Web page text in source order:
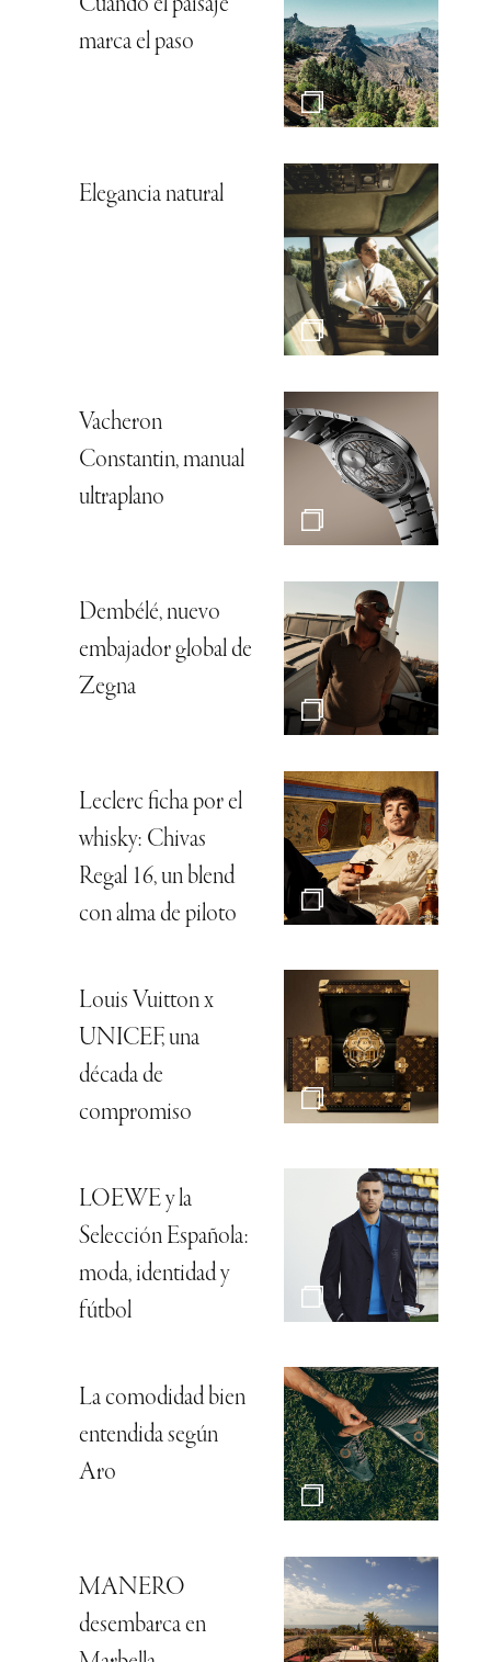
Cuando el paisaje
marca el paso
Elegancia natural
Vacheron
Constantin, manual
ultraplano
Dembélé, nuevo
embajador global de
Zegna
Leclerc ficha por el
whisky: Chivas
Regal 16, un blend
con alma de piloto
Louis Vuitton x
UNICEF, una
década de
compromiso
LOEWE y la
Selección Española:
moda, identidad y
fútbol
La comodidad bien
entendida según
Aro
MANERO
desembarca en